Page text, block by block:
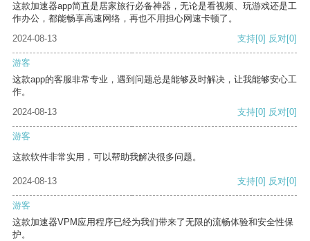
这款加速器app简直是居家旅行必备神器，无论是看视频、玩游戏还是工
作办公，都能畅享高速网络，再也不用担心网速卡顿了。
2024-08-13
支持[0] 反对[0]
游客
这款app的客服非常专业，遇到问题总是能够及时解决，让我能够安心工
作。
2024-08-13
支持[0] 反对[0]
游客
这款软件非常实用，可以帮助我解决很多问题。
2024-08-13 支持[0] 反对[0]
游客
这款加速器VPM应用程序已经为我们带来了无限的流畅体验和安全性保
护。